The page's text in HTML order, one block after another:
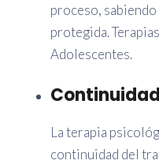
proceso,
protegida.
Adolescentes.
La terapia
continuidad del